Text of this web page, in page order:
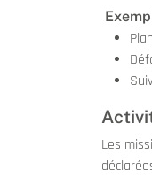
Les